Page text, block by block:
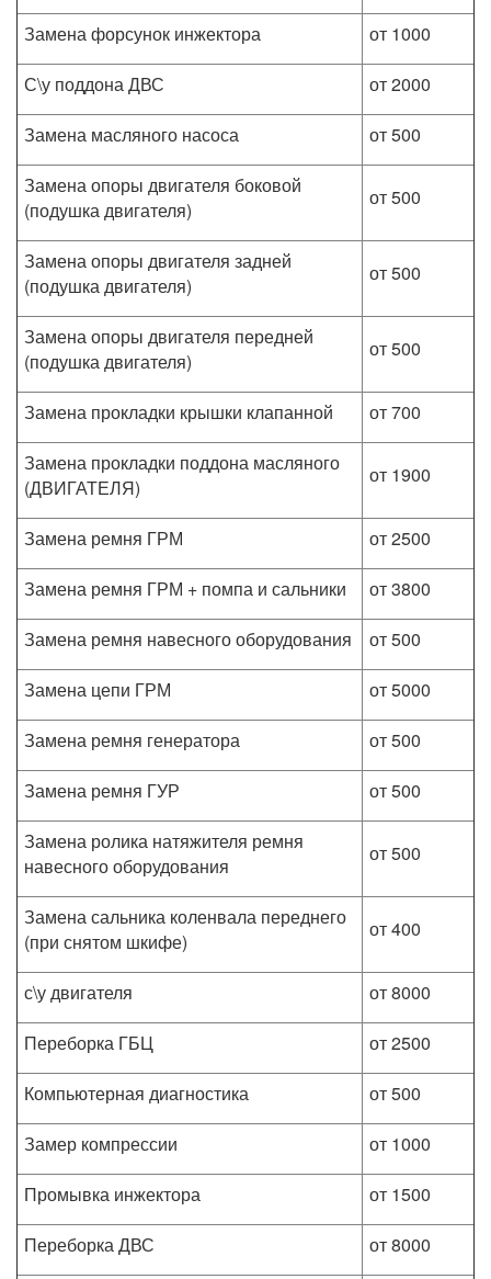
Замена форсунок инжектора
от 1000
С\у поддона ДВС
от 2000
Замена масляного насоса
от 500
Замена опоры двигателя боковой
(подушка двигателя)
от 500
Замена опоры двигателя задней
(подушка двигателя)
от 500
Замена опоры двигателя передней
(подушка двигателя)
от 500
Замена прокладки крышки клапанной
от 700
Замена прокладки поддона масляного
(ДВИГАТЕЛЯ)
от 1900
Замена ремня ГРМ
от 2500
Замена ремня ГРМ + помпа и сальники
от 3800
Замена ремня навесного оборудования
от 500
Замена цепи ГРМ
от 5000
Замена ремня генератора
от 500
Замена ремня ГУР
от 500
Замена ролика натяжителя ремня
навесного оборудования
от 500
Замена сальника коленвала переднего
(при снятом шкифе)
от 400
с\у двигателя
от 8000
Переборка ГБЦ
от 2500
Компьютерная диагностика
от 500
Замер компрессии
от 1000
Промывка инжектора
от 1500
Переборка ДВС
от 8000